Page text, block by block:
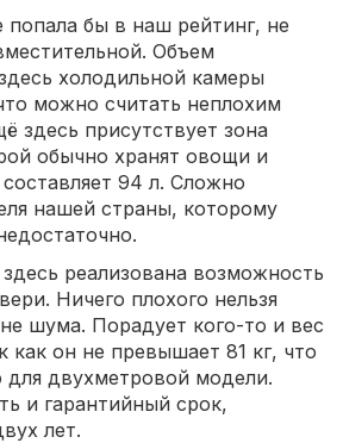
попала бы в наш рейтинг, не
Объем
холодильной камеры
можно считать неплохим
здесь присутствует зона
обычно хранят овощи и
94 л. Сложно
нашей страны, которому
здесь реализована возможность
Ничего плохого нельзя
шума. Порадует кого-то и вес
как он не превышает 81 кг, что
для двухметровой модели.
и гарантийный срок,
лет.